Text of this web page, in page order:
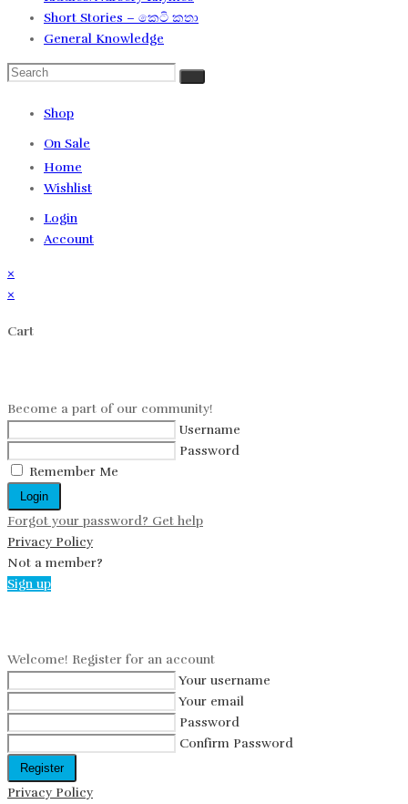
Short Stories – කෙටි කතා
General Knowledge
Shop
On Sale
Home
Wishlist
Login
Account
×
×
Cart
Become a part of our community!
Username
Password
Remember Me
Login
Forgot your password? Get help
Privacy Policy
Not a member?
Sign up
Welcome! Register for an account
Your username
Your email
Password
Confirm Password
Register
Privacy Policy